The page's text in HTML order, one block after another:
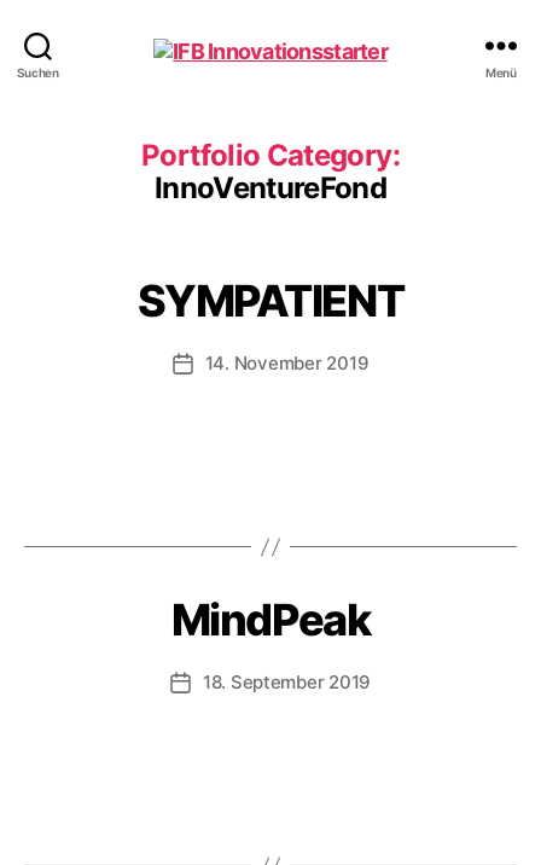
Suchen
IFB
Menü
Portfolio Category:
InnoVentureFond
SYMPATIENT
Veröffentlichungsdatum
14. November 2019
MindPeak
Veröffentlichungsdatum
18. September 2019